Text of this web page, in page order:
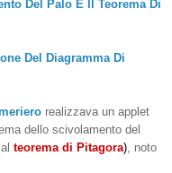
Del Palo E Il Teorema Di
Del Diagramma Di
realizzava un applet
dello scivolamento del
teorema di Pitagora) , noto